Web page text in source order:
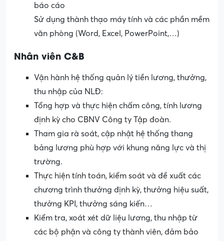
báo cáo
Sử dụng thành thạo máy tính và các phần mềm
văn phòng (Word, Excel, PowerPoint,…)
Nhân viên C&B
Vận hành hệ thống quản lý tiền lương, thưởng,
thu nhập của NLĐ:
Tổng hợp và thực hiện chấm công, tính lương
định kỳ cho CBNV Công ty Tập đoàn.
Tham gia rà soát, cập nhật hệ thống thang
bảng lương phù hợp với khung năng lực và thị
trường.
Thực hiện tính toán, kiểm soát và đề xuất các
chương trình thưởng định kỳ, thưởng hiệu suất,
thưởng KPI, thưởng sáng kiến…
Kiểm tra, xoát xét dữ liệu lương, thu nhập từ
các bộ phận và công ty thành viên, đảm bảo